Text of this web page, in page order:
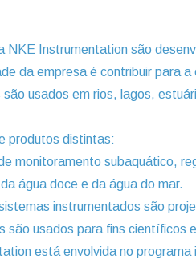
NKE Instrumentation são
da empresa é contribuir para
são usados em rios, lagos,
produtos distintas:
monitoramento subaquático,
água doce e da água do mar.
instrumentados são
são usados para fins científicos
está envolvida no